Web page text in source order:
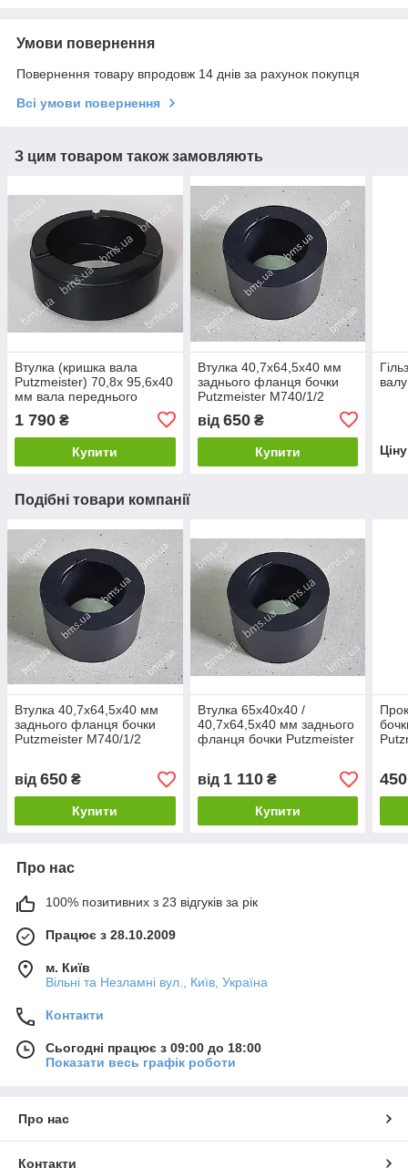
Умови повернення
Повернення товару впродовж 14 днів за рахунок покупця
Всі умови повернення
З цим товаром також замовляють
Втулка (кришка вала
Рutzmeister) 70,8x 95,6x40
мм вала переднього
1 790 ₴
Купити
Втулка 40,7x64,5x40 мм
заднього фланця бочки
Putzmeister М740/1/2
від 650₴
Купити
Подібні товари компанії
Втулка 40,7x64,5x40 мм
заднього фланця бочки
Putzmeister М740/1/2
від 650 ₴
Купити
Втулка 65x40x40 /
40,7x64,5x40 мм заднього
фланця бочки Putzmeister
від 1 110₴
Купити
450
Про нас
100% позитивних з 23 відгуків за рік
Працює з 28.10.2009
м. Київ
Вільні та Незламні вул., Київ, Україна
Контакти
Сьогодні працює з 09:00 до 18:00
Показати весь графік роботи
Про нас
Контакти